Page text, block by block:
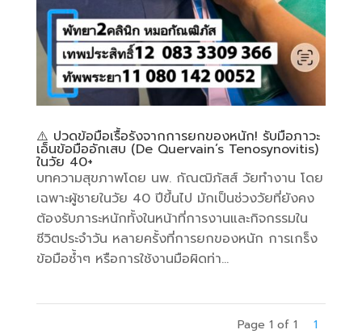
⚠️ ปวดข้อมือเรื้อรังจากการยกของหนัก! รับมือภาวะ
เอ็นข้อมืออักเสบ (De Quervain’s Tenosynovitis)
ในวัย 40+
บทความสุขภาพโดย นพ. กัณฒิภัสส์ ​วัยทำงาน โดย
เฉพาะผู้ชายในวัย 40 ปีขึ้นไป มักเป็นช่วงวัยที่ยังคง
ต้องรับภาระหนักทั้งในหน้าที่การงานและกิจกรรมใน
ชีวิตประจำวัน หลายครั้งที่การยกของหนัก การเกร็ง
ข้อมือซ้ำๆ หรือการใช้งานมือผิดท่า...
Page 1 of 1 1